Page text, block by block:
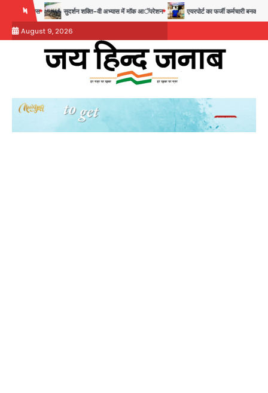
content
सुदर्शन शक्ति-वी अभ्यास में मॉक आॅपरेशन एयरपोर्ट का फर्जी कर्मचारी बनकर 3 लाख
August 9, 2026